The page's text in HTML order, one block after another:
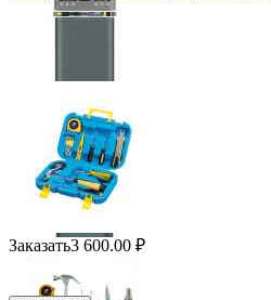
Заказать3 600.00 ₽